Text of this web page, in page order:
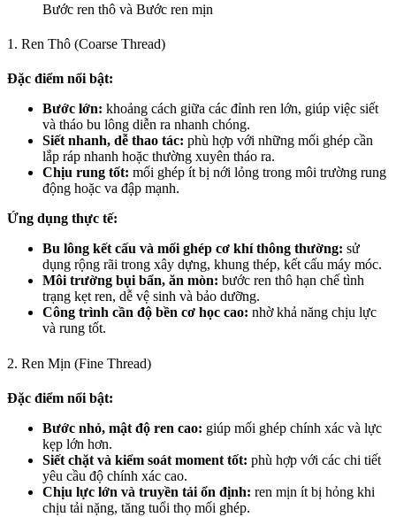
Bước ren thô và Bước ren mịn
1. Ren Thô (Coarse Thread)
Đặc điểm nổi bật:
Bước lớn: khoảng cách giữa các đỉnh ren lớn, giúp việc siết
và tháo bu lông diễn ra nhanh chóng.
Siết nhanh, dễ thao tác: phù hợp với những mối ghép cần
lắp ráp nhanh hoặc thường xuyên tháo ra.
Chịu rung tốt: mối ghép ít bị nới lỏng trong môi trường rung
động hoặc va đập mạnh.
Ứng dụng thực tế:
Bu lông kết cấu và mối ghép cơ khí thông thường: sử
dụng rộng rãi trong xây dựng, khung thép, kết cấu máy móc.
Môi trường bụi bẩn, ăn mòn: bước ren thô hạn chế tình
trạng kẹt ren, dễ vệ sinh và bảo dưỡng.
Công trình cần độ bền cơ học cao: nhờ khả năng chịu lực
và rung tốt.
2. Ren Mịn (Fine Thread)
Đặc điểm nổi bật:
Bước nhỏ, mật độ ren cao: giúp mối ghép chính xác và lực
kẹp lớn hơn.
Siết chặt và kiểm soát moment tốt: phù hợp với các chi tiết
yêu cầu độ chính xác cao.
Chịu lực lớn và truyền tải ổn định: ren mịn ít bị hỏng khi
chịu tải nặng, tăng tuổi thọ mối ghép.